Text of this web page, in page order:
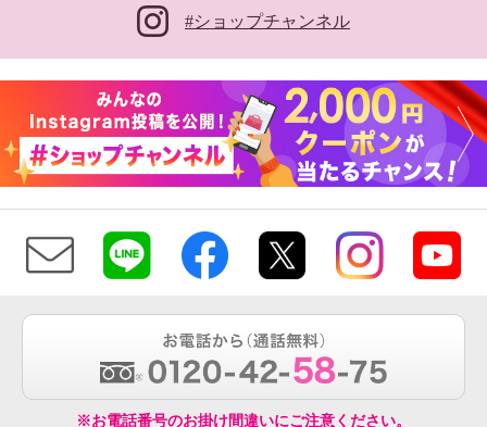
#ショップチャンネル
※お電話番号のお掛け間違いにご注意ください。